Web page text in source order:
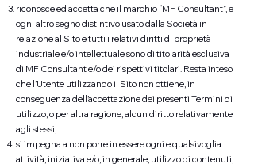
riconosce ed accetta che il marchio “MF Consultant”, e
ogni altro segno distintivo usato dalla Società in
relazione al Sito e tutti i relativi diritti di proprietà
industriale e/o intellettuale sono di titolarità esclusiva
di MF Consultant e/o dei rispettivi titolari. Resta inteso
che l’Utente utilizzando il Sito non ottiene, in
conseguenza dell’accettazione dei presenti Termini di
utilizzo, o per altra ragione, alcun diritto relativamente
agli stessi;
si impegna a non porre in essere ogni e qualsivoglia
attività, iniziativa e/o, in generale, utilizzo di contenuti,